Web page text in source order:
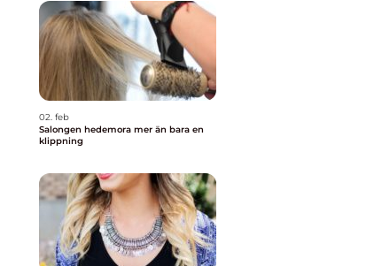
02. feb
Salongen hedemora mer än bara en
klippning